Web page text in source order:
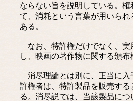
ならない旨を説明している。
て、消耗という言葉が用いら
ある。
なお、特許権だけでなく、実
し、映画の著作物に関する頒
消尽理論とは別に、正当に入
許権者は、特許製品を販売す
る。消尽説では、当該製品に